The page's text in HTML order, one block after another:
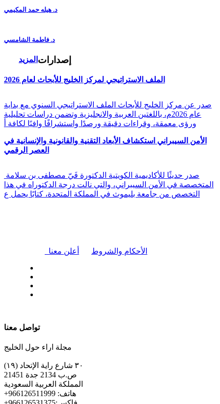
د. هيله حمد المكيمي
د. فاطمة الشامسي
المزيد إصدارات
الملف الاستراتيجي لمركز الخليج للأبحاث لعام 2026
صدر عن مركز الخليج للأبحاث الملف الاستراتيجي السنوي مع بداية
عام 2026م، باللغتين العربية والانجليزية وتضمن دراسات تحليلية
ورؤى معمقة، وقراءات دقيقة ورصدًا واستشرافًا وافيًا لكافة أ
الأمن السيبراني استكشاف الأبعاد التقنية والقانونية والإنسانية في
العصر الرقمي
المتخصصة في الأمن السيبراني، والتي نالت درجة الدكتوراه في هذا
التخصص من جامعة بليموث في المملكة المتحدة، كتابًا يحمل ع
أعلن معنا الأحكام والشروط
تواصل معنا
مجلة اراء حول الخليج
٣٠ شارع راية الإتحاد (١٩)
ص.ب 2134 جدة 21451
المملكة العربية السعودية
+هاتف: 966126511999